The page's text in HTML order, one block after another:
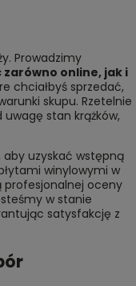
Prowadzimy
zarówno online, jak i
chciałbyś sprzedać,
skupu. Rzetelnie
stan krążków,
aby uzyskać wstępną
winylowymi w
profesjonalnej oceny
w stanie
satysfakcję z